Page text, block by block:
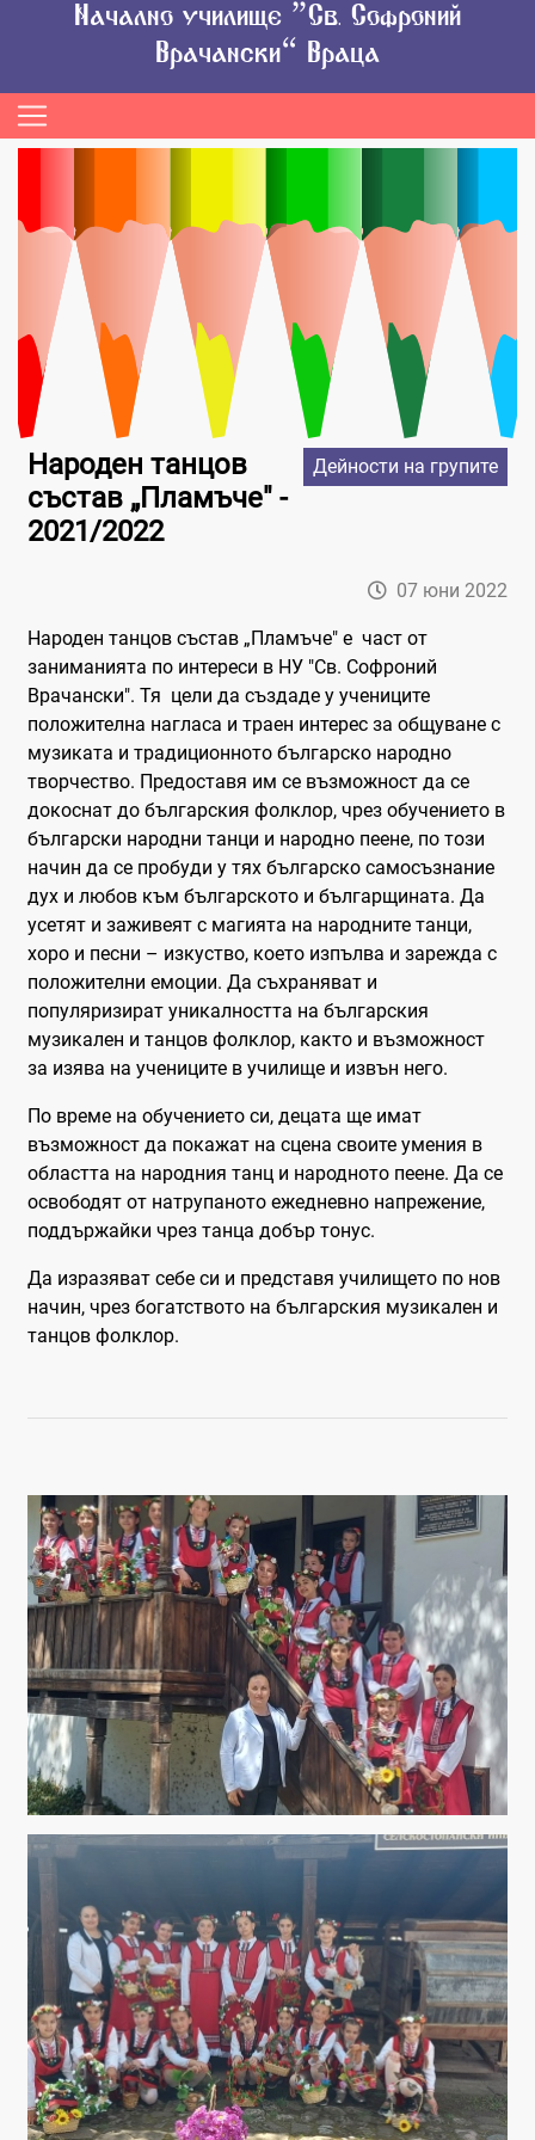
Начално училище “Св. Софроний
Врачански” Враца
Дейности на групите
Народен танцов
състав „Пламъче" -
2021/2022
07 юни 2022
Народен танцов състав „Пламъче" e част от
заниманията по интереси в НУ "Св. Софроний
Врачански". Тя цели да създаде у учениците
положителна нагласа и траен интерес за общуване с
музиката и традиционното българско народно
творчество. Предоставя им се възможност да се
докоснат до българския фолклор, чрез обучението в
български народни танци и народно пеене, по този
начин да се пробуди у тях българско самосъзнание
дух и любов към българското и българщината. Да
усетят и заживеят с магията на народните танци,
хоро и песни – изкуство, което изпълва и зарежда с
положителни емоции. Да съхраняват и
популяризират уникалността на българския
музикален и танцов фолклор, както и възможност
за изява на учениците в училище и извън него.
По време на обучението си, децата ще имат
възможност да покажат на сцена своите умения в
областта на народния танц и народното пеене. Да се
освободят от натрупаното ежедневно напрежение,
поддържайки чрез танца добър тонус.
Да изразяват себе си и представя училището по нов
начин, чрез богатството на българския музикален и
танцов фолклор.